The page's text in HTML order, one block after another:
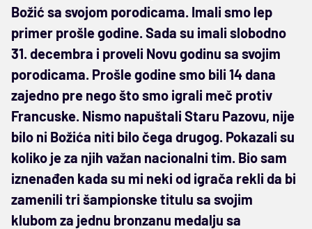
Božić sa svojom porodicama. Imali smo lep
primer prošle godine. Sada su imali slobodno
31. decembra i proveli Novu godinu sa svojim
porodicama. Prošle godine smo bili 14 dana
zajedno pre nego što smo igrali meč protiv
Francuske. Nismo napuštali Staru Pazovu, nije
bilo ni Božića niti bilo čega drugog. Pokazali su
koliko je za njih važan nacionalni tim. Bio sam
iznenađen kada su mi neki od igrača rekli da bi
zamenili tri šampionske titulu sa svojim
klubom za jednu bronzanu medalju sa